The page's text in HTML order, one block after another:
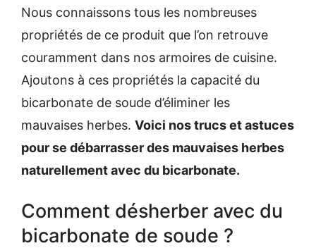
Nous connaissons tous les nombreuses
propriétés de ce produit que l’on retrouve
couramment dans nos armoires de cuisine.
Ajoutons à ces propriétés la capacité du
bicarbonate de soude d’éliminer les
mauvaises herbes. Voici nos trucs et astuces
pour se débarrasser des mauvaises herbes
naturellement avec du bicarbonate.
Comment désherber avec du
bicarbonate de soude ?